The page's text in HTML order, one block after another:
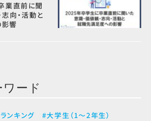
業直前に聞
向・活動と
響
ード
ンキング
#大学生（1～2年生）